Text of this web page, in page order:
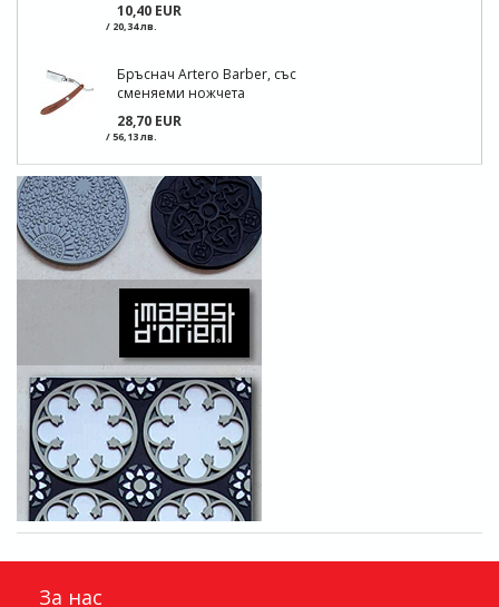
10,40 EUR
/ 20,34 лв.
Бръснач Artero Barber, със
сменяеми ножчета
28,70 EUR
/ 56,13 лв.
За нас